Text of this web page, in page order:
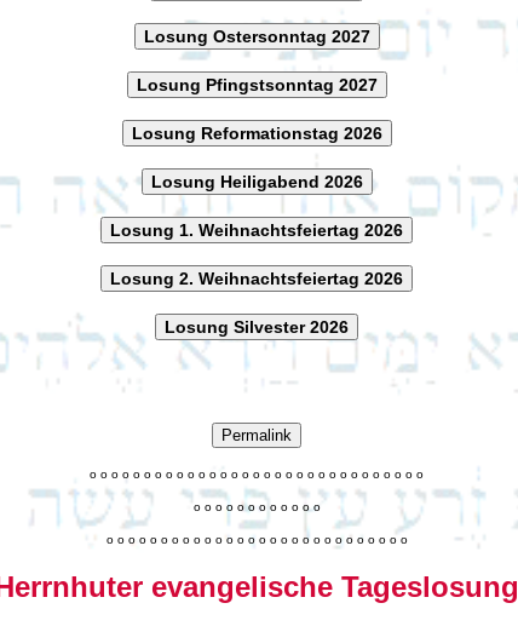
Losung Ostersonntag 2027
Losung Pfingstsonntag 2027
Losung Reformationstag 2026
Losung Heiligabend 2026
Losung 1. Weihnachtsfeiertag 2026
Losung 2. Weihnachtsfeiertag 2026
Losung Silvester 2026
Permalink
o o o o o o o o o o o o o o o o o o o o o o o o o o o o o o o
o o o o o o o o o o o o
o o o o o o o o o o o o o o o o o o o o o o o o o o o o
evangelische Tageslosung